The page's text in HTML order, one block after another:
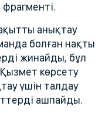
анықтау
болған нақты
жинайды, бұл
көрсету
үшін талдау
ашпайды.